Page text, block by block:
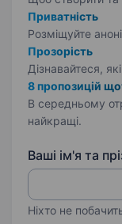
Приватність
Розміщуйте
Прозорість
Дізнавайтеся,
8 пропозицій
В середньому
найкращі.
Ваші ім'я та
Ніхто не